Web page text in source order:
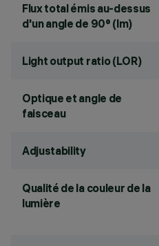
Flux total émis au-dessus
d'un angle de 90° (lm)
Light output ratio (LOR)
Optique et angle de
faisceau
Adjustability
Qualité de la couleur de la
lumière